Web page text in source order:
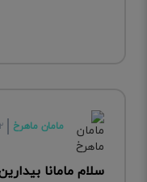
مامان ماهرخ ۲ سالگی
سلام مامانا